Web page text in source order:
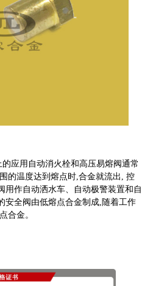
应用自动消火栓和高压易熔阀通常
的温度达到熔点时,合金就流出, 控
用作自动洒水车、自动极警装置和自
安全阀由低熔点合金制成,随着工作
合金。